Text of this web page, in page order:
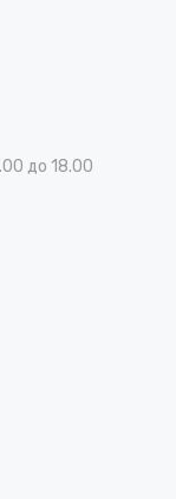
до 18.00